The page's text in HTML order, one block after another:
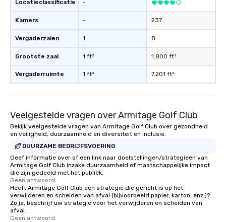
Locatieclassificatie
Kamers
Vergaderzalen
Grootste zaal
Vergaderruimte
-
-
1
1 ft²
1 ft²
237
8
1.800 ft²
7.201 ft²
Veelgestelde vragen over Armitage Golf Club
Bekijk veelgestelde vragen van Armitage Golf Club over gezondheid
en veiligheid, duurzaamheid en diversiteit en inclusie.
DUURZAME BEDRIJFSVOERING
Geef informatie over of een link naar doelstellingen/strategieën van
Armitage Golf Club inzake duurzaamheid of maatschappelijke impact
die zijn gedeeld met het publiek.
Geen antwoord.
Heeft Armitage Golf Club een strategie die gericht is op het
verwijderen en scheiden van afval (bijvoorbeeld papier, karton, enz.)?
Zo ja, beschrijf uw strategie voor het verwijderen en scheiden van
afval.
Geen antwoord.